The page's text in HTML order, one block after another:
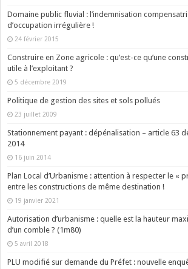
Domaine public fluvial : l’indemnisation
d’occupation irrégulière !
24 février 2015
Construire en Zone agricole : qu’est-ce qu’une
utile à l’exploitant ?
5 décembre 2019
Politique de gestion des sites et sols pollués
23 juillet 2009
Stationnement payant : dépénalisation – article 63
2014
16 juin 2014
Plan Local d’Urbanisme : attention à respecter le «
entre les constructions de même destination !
19 janvier 2021
Autorisation d’urbanisme : quelle est la hauteur
d’un comble ? (1m80)
5 avril 2018
PLU modifié sur demande du Préfet : nouvelle